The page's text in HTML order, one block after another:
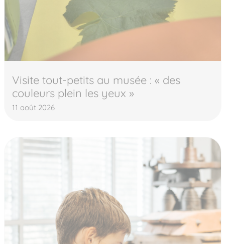
Visite tout-petits au musée : « des
couleurs plein les yeux »
11 août 2026